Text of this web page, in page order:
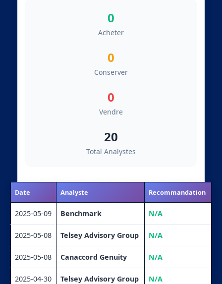
0
Acheter
0
Conserver
0
Vendre
20
Total Analystes
Date Analyste Recommandation
2025-05-09 Benchmark N/A
2025-05-08 Telsey Advisory Group N/A
2025-05-08 Canaccord Genuity N/A
2025-04-30 Telsey Advisory Group N/A